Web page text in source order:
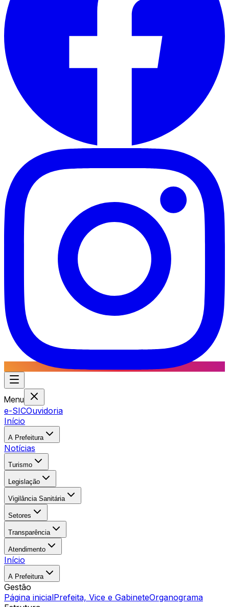
Menu
e-SICOuvidoria
Início
A Prefeitura
Notícias
Turismo
Legislação
Vigilância Sanitária
Setores
Transparência
Atendimento
Início
A Prefeitura
Gestão
Página inicialPrefeita, Vice e GabineteOrganograma